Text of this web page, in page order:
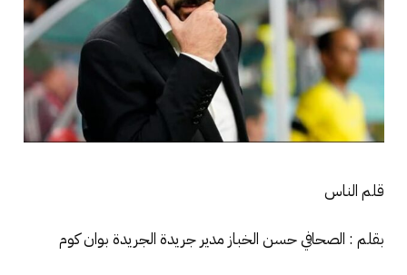
قلم الناس
بقلم : الصحافي حسن الخباز مدير جريدة الجريدة بوان كوم